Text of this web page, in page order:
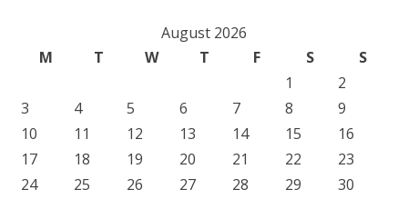
August 2026
M
T W T F S
S
1
2
3
4 5 6 7 8
9
10
11 12 13 14 15
16
17
18 19 20 21 22
23
24
25 26 27 28 29
30